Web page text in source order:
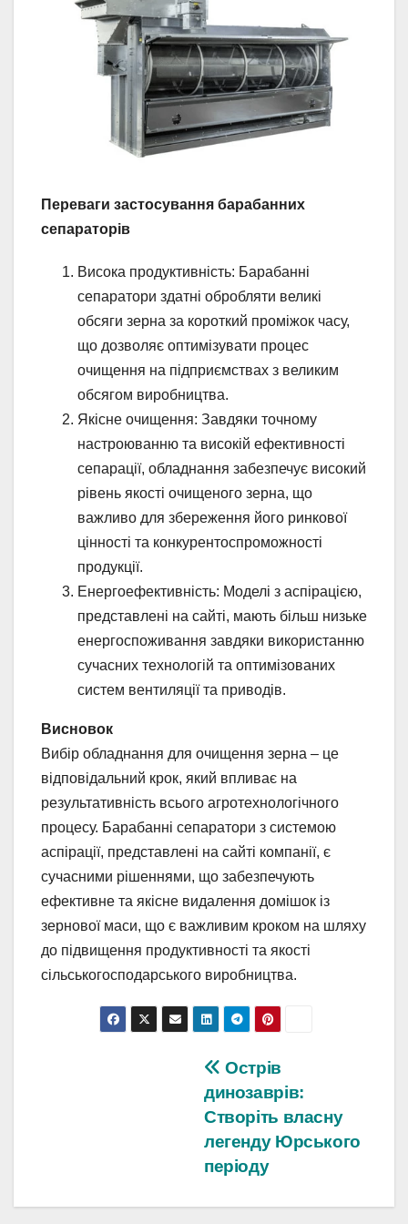
Переваги застосування барабанних
сепараторів
Висока продуктивність: Барабанні
сепаратори здатні обробляти великі
обсяги зерна за короткий проміжок часу,
що дозволяє оптимізувати процес
очищення на підприємствах з великим
обсягом виробництва.
Якісне очищення: Завдяки точному
настроюванню та високій ефективності
сепарації, обладнання забезпечує високий
рівень якості очищеного зерна, що
важливо для збереження його ринкової
цінності та конкурентоспроможності
продукції.
Енергоефективність: Моделі з аспірацією,
представлені на сайті, мають більш низьке
енергоспоживання завдяки використанню
сучасних технологій та оптимізованих
систем вентиляції та приводів.
Висновок
Вибір обладнання для очищення зерна – це
відповідальний крок, який впливає на
результативність всього агротехнологічного
процесу. Барабанні сепаратори з системою
аспірації, представлені на сайті компанії, є
сучасними рішеннями, що забезпечують
ефективне та якісне видалення домішок із
зернової маси, що є важливим кроком на шляху
до підвищення продуктивності та якості
сільськогосподарського виробництва.
Острів
динозаврів:
Створіть власну
легенду Юрського
періоду